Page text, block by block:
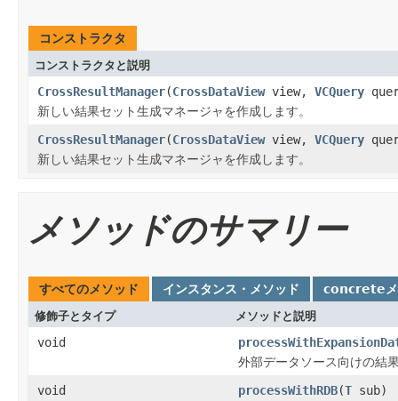
コンストラクタ
コンストラクタと説明
CrossResultManager(CrossDataViewview, VCQuery
新しい結果セット生成マネージャを作成します。
CrossResultManager(CrossDataViewview, VCQuery
新しい結果セット生成マネージャを作成します。
メソッドのサマリー
すべてのメソッド インスタンス・メソッド concreteメ
修飾子とタイプ メソッドと説明
void
外部データソース向けの結
void
processWithRDB(T sub)